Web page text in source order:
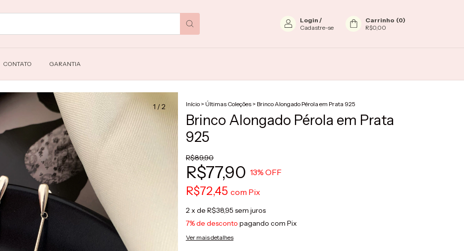
Login /
Cadastre-se
Carrinho (0)
R$0,00
CONTATO GARANTIA
1 /2 Início > Últimas Coleções > Brinco Alongado Pérola em Prata 925
Brinco Alongado Pérola em Prata
925
R$89,90
R$77,90 13% OFF
R$72,45 com Pix
2x de R$38,95 sem juros
7% de desconto pagando com Pix
Ver mais detalhes